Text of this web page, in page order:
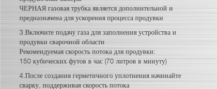
ЧЕРНАЯ газовая трубка является дополнительной и
предназначена для ускорения процесса продувки
3.Включите подачу газа для заполнения устройства и
продувки сварочной области
Рекомендуемая скорость потока для продувки:
150 кубических футов в час (70 литров в минуту)
4.После создания герметичного уплотнения начинайте
сварку, поддерживая скорость потока